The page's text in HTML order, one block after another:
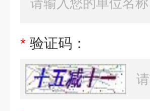
* 验证码：